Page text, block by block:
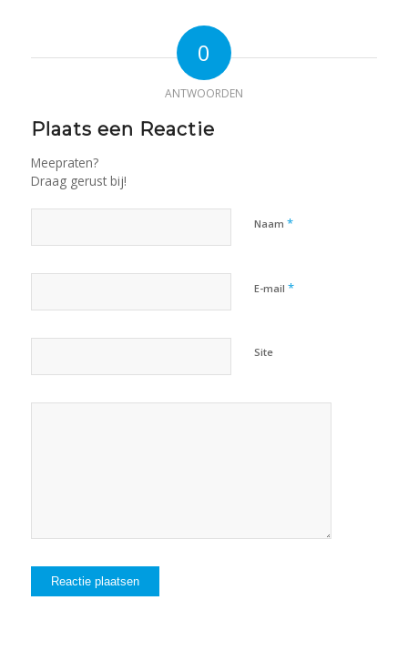
0
ANTWOORDEN
Plaats een Reactie
Meepraten?
Draag gerust bij!
Naam *
E-mail *
Site